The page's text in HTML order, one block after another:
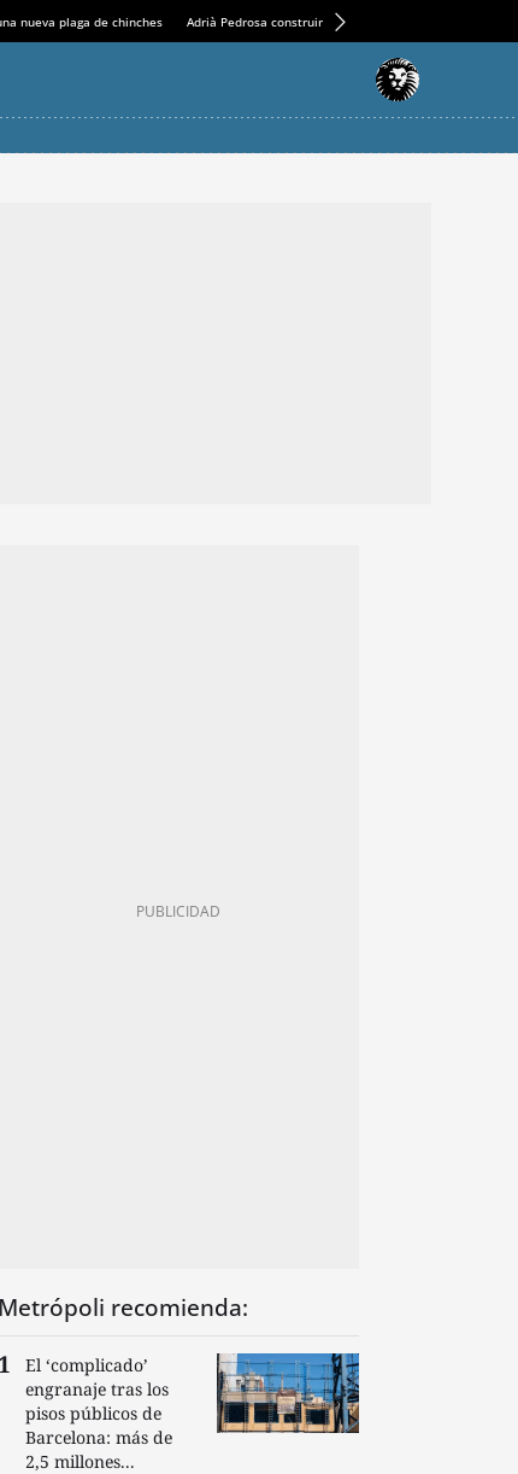
nueva plaga de chinches Adrià Pedrosa construirá la nueva residencia en el
Metrópoli recomienda:
El ‘complicado’
engranaje tras los
pisos públicos de
Barcelona: más de
2,5 millones...